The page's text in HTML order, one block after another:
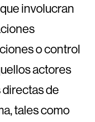
involucran
o control
actores
de
tales como